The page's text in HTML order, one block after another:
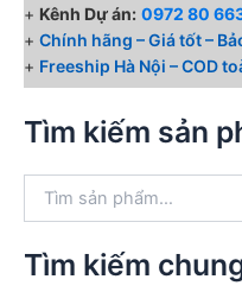
+ Kênh Dự án: 0972 80
+ Chính hãng – Giá tốt –
+ Freeship Hà Nội – COD
Tìm kiếm sản
k
Tìm kiếm